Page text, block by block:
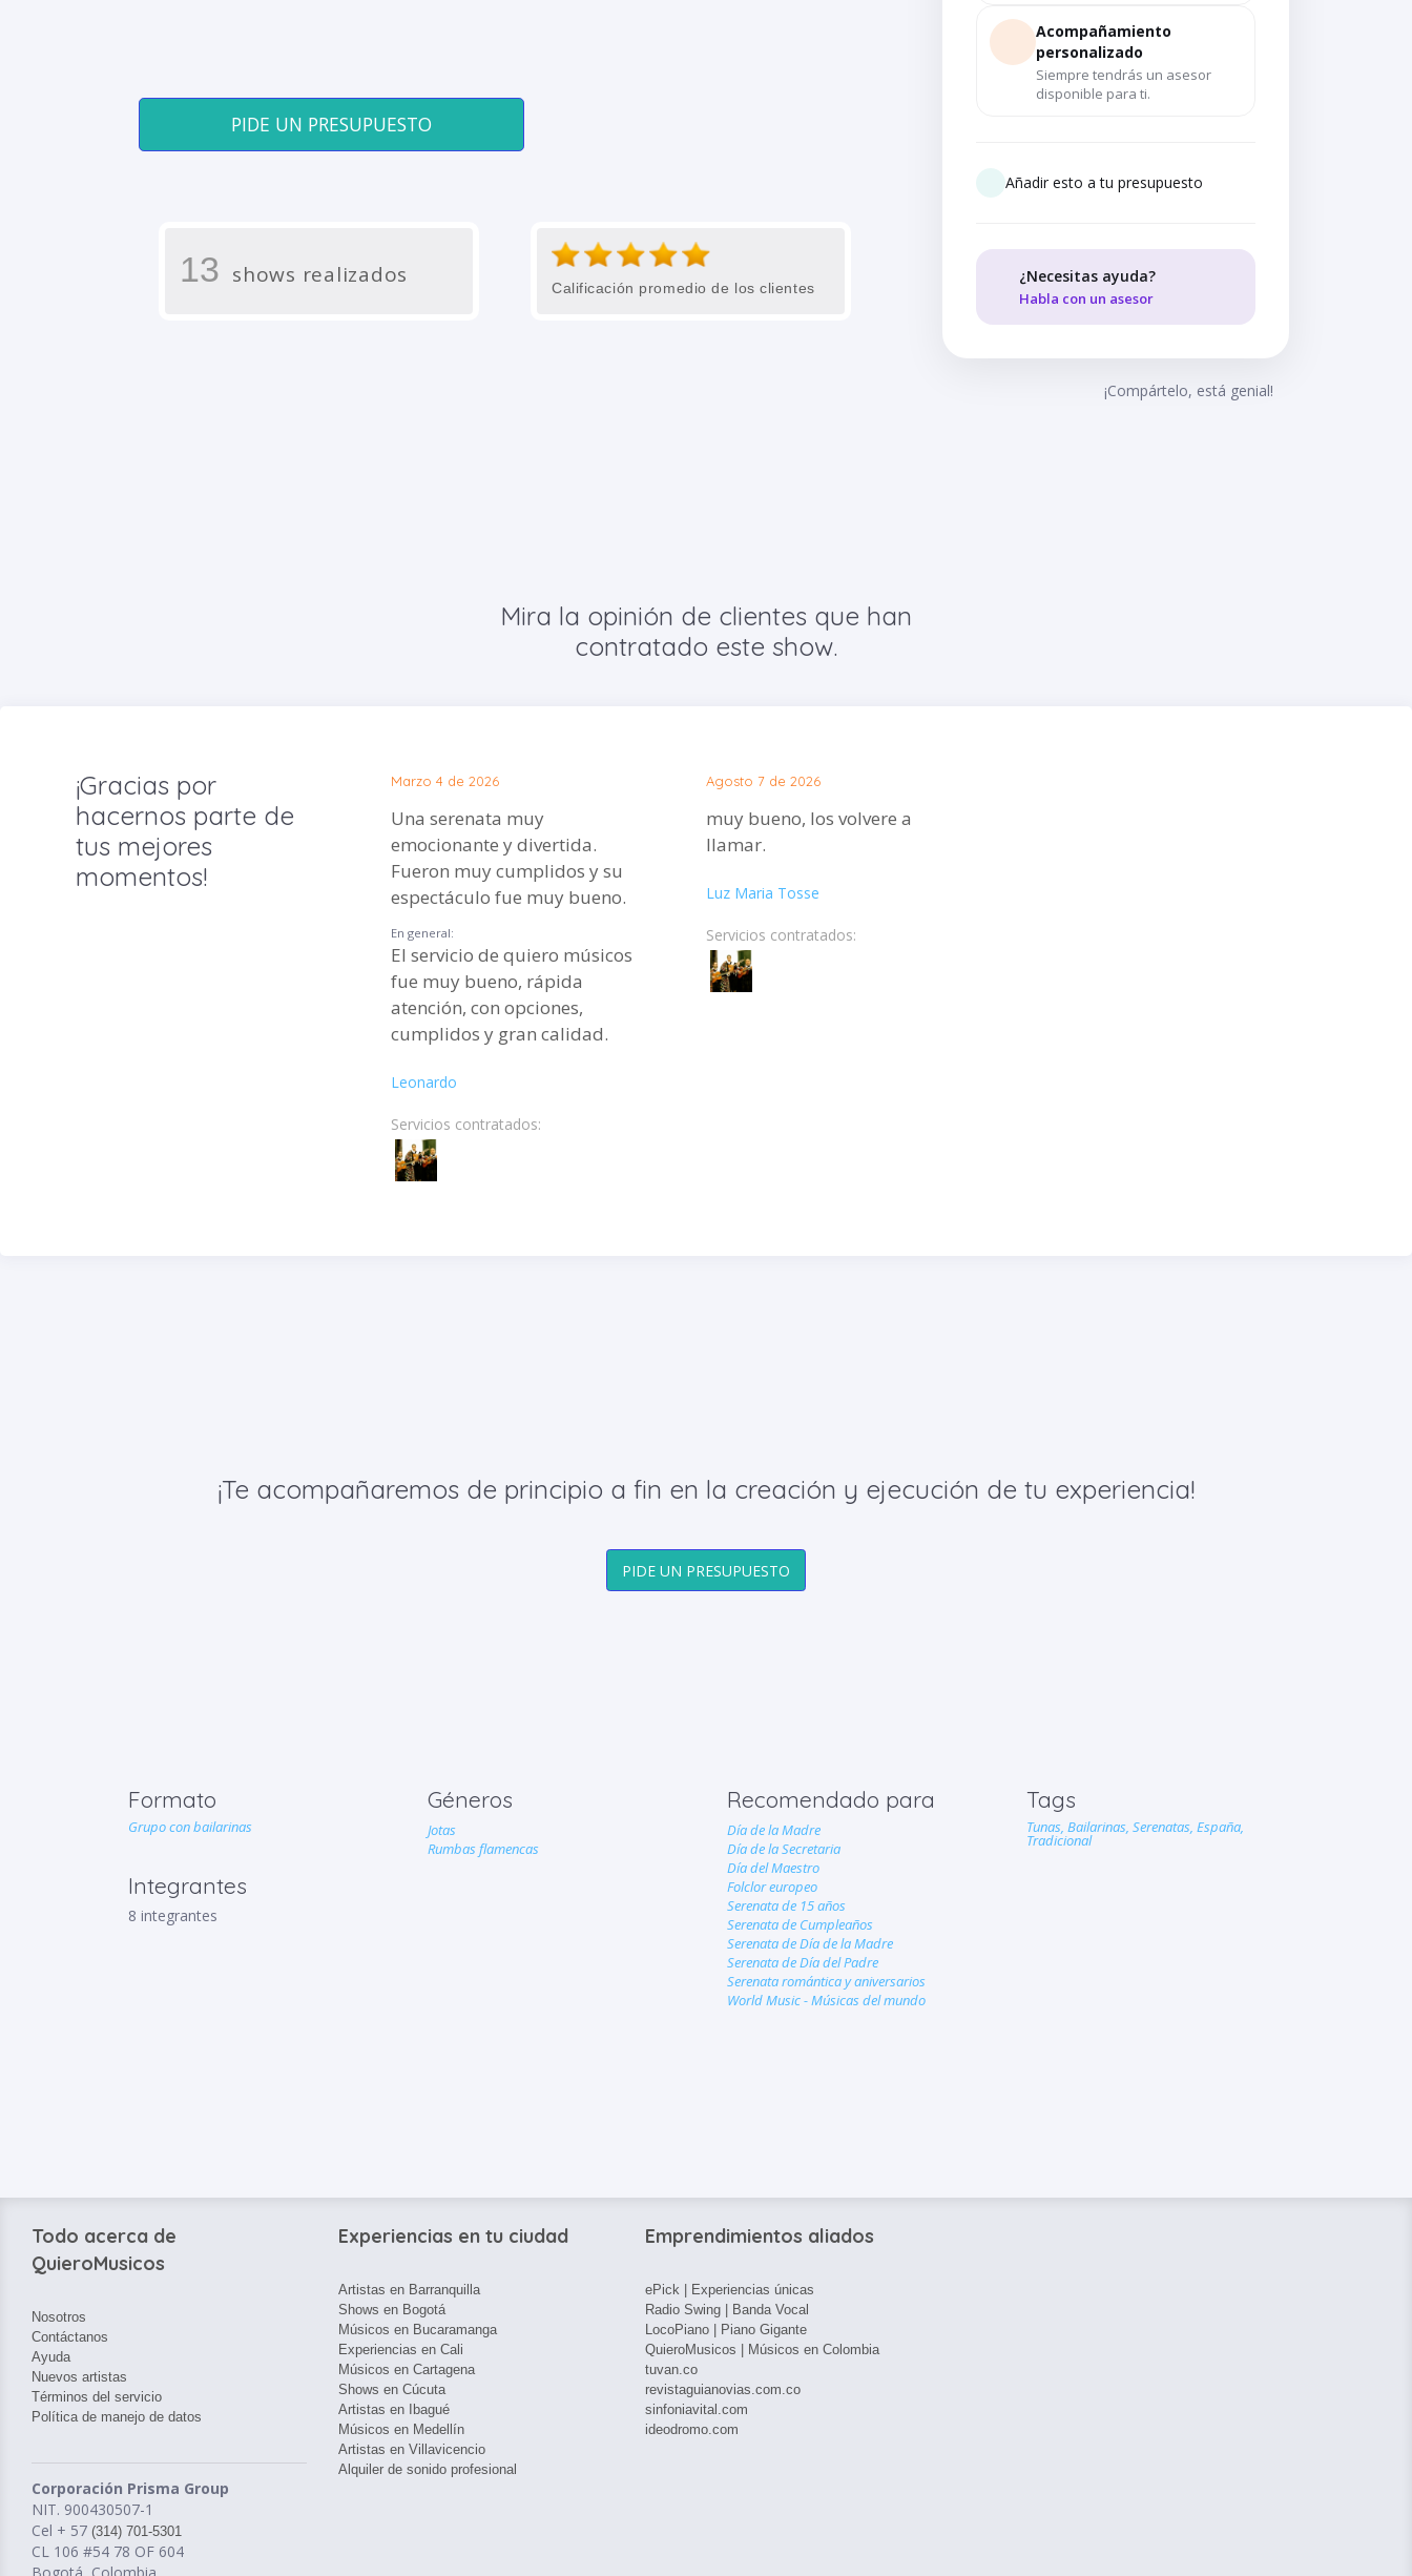
Acompañamiento
personalizado
Siempre tendrás un asesor
disponible para ti.
Añadir esto a tu presupuesto
¿Necesitas ayuda?
Habla con un asesor
¡Compártelo, está genial!
PIDE UN PRESUPUESTO
13 shows realizados
Calificación promedio de los clientes
Mira la opinión de clientes que han
contratado este show.
¡Gracias por
hacernos parte de
tus mejores
momentos!
Marzo 4 de 2026
Una serenata muy
emocionante y divertida.
Fueron muy cumplidos y su
espectáculo fue muy bueno.
En general:
El servicio de quiero músicos
fue muy bueno, rápida
atención, con opciones,
cumplidos y gran calidad.
Leonardo
Servicios contratados:
Agosto 7 de 2026
muy bueno, los volvere a
llamar.
Luz Maria Tosse
Servicios contratados:
¡Te acompañaremos de principio a fin en la creación y ejecución de tu experiencia!
PIDE UN PRESUPUESTO
Formato
Grupo con bailarinas
Integrantes
8 integrantes
Géneros
Jotas
Rumbas flamencas
Recomendado para
Día de la Madre
Día de la Secretaria
Día del Maestro
Folclor europeo
Serenata de 15 años
Serenata de Cumpleaños
Serenata de Día de la Madre
Serenata de Día del Padre
Serenata romántica y aniversarios
World Music - Músicas del mundo
Tags
Tunas, Bailarinas, Serenatas, España,
Tradicional
Todo acerca de
QuieroMusicos
Nosotros
Contáctanos
Ayuda
Nuevos artistas
Términos del servicio
Política de manejo de datos
Corporación Prisma Group
NIT. 900430507-1
Cel + 57 (314) 701-5301
CL 106 #54 78 OF 604
Experiencias en tu ciudad
Artistas en Barranquilla
Shows en Bogotá
Músicos en Bucaramanga
Experiencias en Cali
Músicos en Cartagena
Shows en Cúcuta
Artistas en Ibagué
Músicos en Medellín
Artistas en Villavicencio
Alquiler de sonido profesional
Emprendimientos aliados
ePick | Experiencias únicas
Radio Swing | Banda Vocal
LocoPiano | Piano Gigante
QuieroMusicos | Músicos en Colombia
tuvan.co
revistaguianovias.com.co
sinfoniavital.com
ideodromo.com